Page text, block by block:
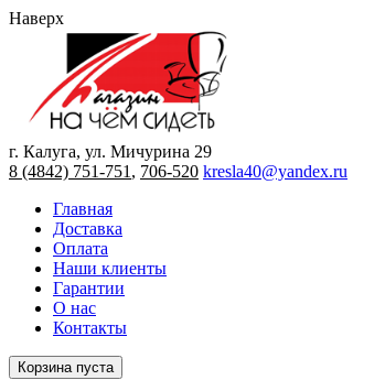
Наверх
г. Калуга, ул. Мичурина 29
8 (4842) 751-751 , 706-520 kresla40@yandex.ru
Главная
Доставка
Оплата
Наши клиенты
Гарантии
О нас
Контакты
Корзина пуста